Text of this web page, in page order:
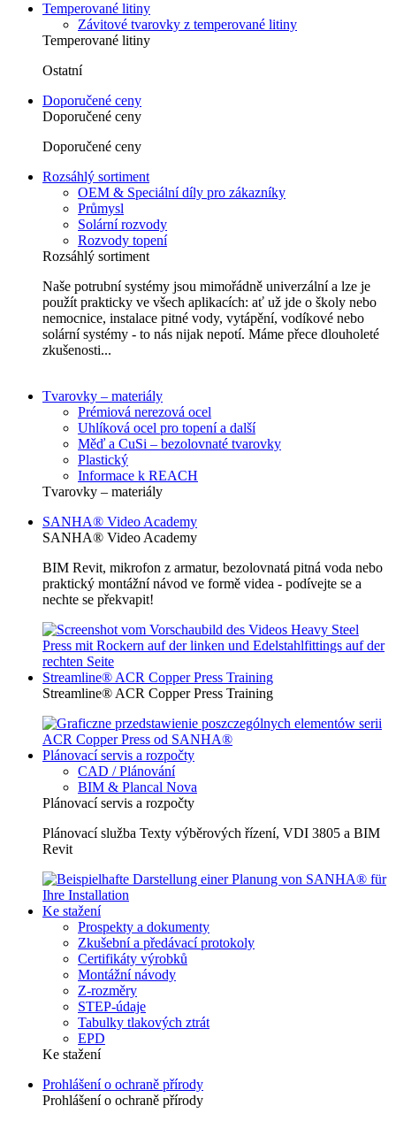
Temperované litiny
Závitové tvarovky z temperované litiny
Temperované litiny
Ostatní
Doporučené ceny
Doporučené ceny
Doporučené ceny
Rozsáhlý sortiment
OEM & Speciální díly pro zákazníky
Průmysl
Solární rozvody
Rozvody topení
Rozsáhlý sortiment
Naše potrubní systémy jsou mimořádně univerzální a lze je
použít prakticky ve všech aplikacích: ať už jde o školy nebo
nemocnice, instalace pitné vody, vytápění, vodíkové nebo
solární systémy - to nás nijak nepotí. Máme přece dlouholeté
zkušenosti...
Tvarovky – materiály
Prémiová nerezová ocel
Uhlíková ocel pro topení a další
Měď a CuSi – bezolovnaté tvarovky
Plastický
Informace k REACH
Tvarovky – materiály
SANHA® Video Academy
SANHA® Video Academy
BIM Revit, mikrofon z armatur, bezolovnatá pitná voda nebo
praktický montážní návod ve formě videa - podívejte se a
nechte se překvapit!
Streamline® ACR Copper Press Training
Streamline® ACR Copper Press Training
Plánovací servis a rozpočty
CAD / Plánování
BIM & Plancal Nova
Plánovací servis a rozpočty
Plánovací služba Texty výběrových řízení, VDI 3805 a BIM
Revit
Ke stažení
Prospekty a dokumenty
Zkušební a předávací protokoly
Certifikáty výrobků
Montážní návody
Z-rozměry
STEP-údaje
Tabulky tlakových ztrát
EPD
Ke stažení
Prohlášení o ochraně přírody
Prohlášení o ochraně přírody